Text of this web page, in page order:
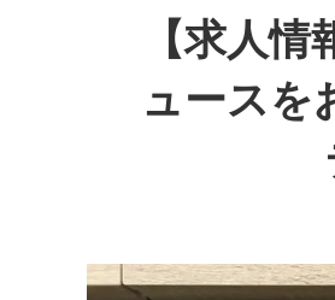
【求人
ュースを